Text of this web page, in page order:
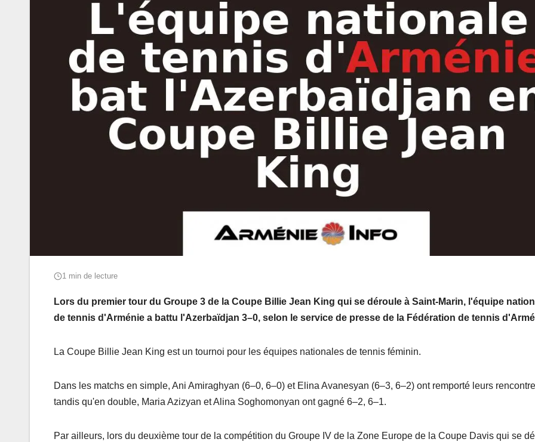
1 min de lecture
Lors du premier tour du Groupe 3 de la Coupe Billie Jean King qui se déroule à Saint-Marin, l'équipe
de tennis d'Arménie a battu l'Azerbaïdjan 3–0, selon le service de presse de la Fédération de tennis
La Coupe Billie Jean King est un tournoi pour les équipes nationales de tennis féminin.
Dans les matchs en simple, Ani Amiraghyan (6–0, 6–0) et Elina Avanesyan (6–3, 6–2) ont remporté leurs
tandis qu'en double, Maria Azizyan et Alina Soghomonyan ont gagné 6–2, 6–1.
Par ailleurs, lors du deuxième tour de la compétition du Groupe IV de la Zone Europe de la Coupe Davis qui se